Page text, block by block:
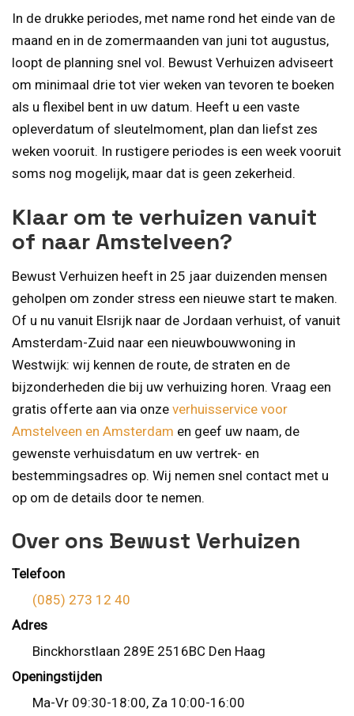
In de drukke periodes, met name rond het einde van de
maand en in de zomermaanden van juni tot augustus,
loopt de planning snel vol. Bewust Verhuizen adviseert
om minimaal drie tot vier weken van tevoren te boeken
als u flexibel bent in uw datum. Heeft u een vaste
opleverdatum of sleutelmoment, plan dan liefst zes
weken vooruit. In rustigere periodes is een week vooruit
soms nog mogelijk, maar dat is geen zekerheid.
Klaar om te verhuizen vanuit
of naar Amstelveen?
Bewust Verhuizen heeft in 25 jaar duizenden mensen
geholpen om zonder stress een nieuwe start te maken.
Of u nu vanuit Elsrijk naar de Jordaan verhuist, of vanuit
Amsterdam-Zuid naar een nieuwbouwwoning in
Westwijk: wij kennen de route, de straten en de
bijzonderheden die bij uw verhuizing horen. Vraag een
gratis offerte aan via onze verhuisservice voor
Amstelveen en Amsterdam en geef uw naam, de
gewenste verhuisdatum en uw vertrek- en
bestemmingsadres op. Wij nemen snel contact met u
op om de details door te nemen.
Over ons Bewust Verhuizen
Telefoon
(085) 273 12 40
Adres
Binckhorstlaan 289E 2516BC Den Haag
Openingstijden
Ma-Vr 09:30-18:00, Za 10:00-16:00